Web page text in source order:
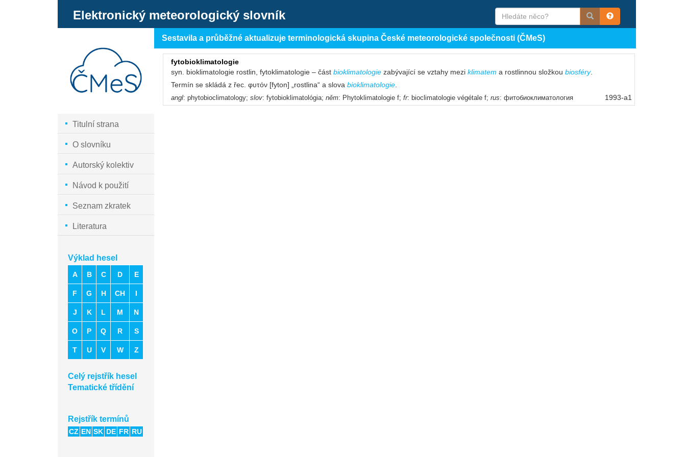
Elektronický meteorologický slovník
Titulní strana
O slovníku
Autorský kolektiv
Návod k použití
Seznam zkratek
Literatura
Výklad hesel
A B C D E
F G H CH I
J K L M N
O P Q R S
T U V W Z
Celý rejstřík hesel
Tematické třídění
Rejstřík termínů
CZ EN SK DE FR RU
Sestavila a průběžné aktualizuje terminologická skupina České meteorologické společnosti (ČMeS)
fytobioklimatologie
syn. bioklimatologie rostlin, fytoklimatologie – část bioklimatologie zabývající se vztahy mezi klimatem a rostlinnou složkou biosféry.
Termín se skládá z řec. φυτόν [fyton] „rostlina“ a slova bioklimatologie
angl: phytobioclimatology; slov: fytobioklimatológia; něm: Phytoklimatologie f; fr: bioclimatologie végétale f; rus: фитобиоклиматология 1993-a1